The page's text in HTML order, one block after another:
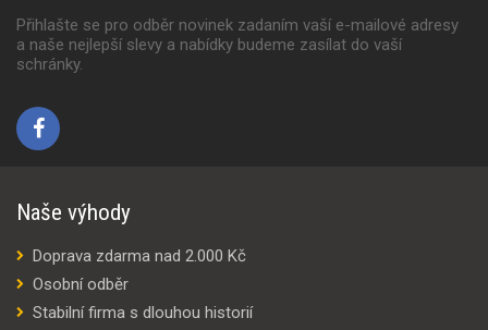
Přihlašte se pro odběr novinek zadaním vaší e-mailové adresy
a naše nejlepší slevy a nabídky budeme zasílat do vaší
schránky.
Naše výhody
Doprava zdarma nad 2.000 Kč
Osobní odběr
Stabilní firma s dlouhou historií